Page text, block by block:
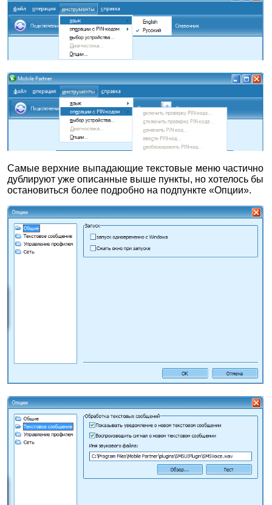
Самые верхние выпадающие текстовые меню частично
дублируют уже описанные выше пункты, но хотелось бы
остановиться более подробно на подпункте «Опции».